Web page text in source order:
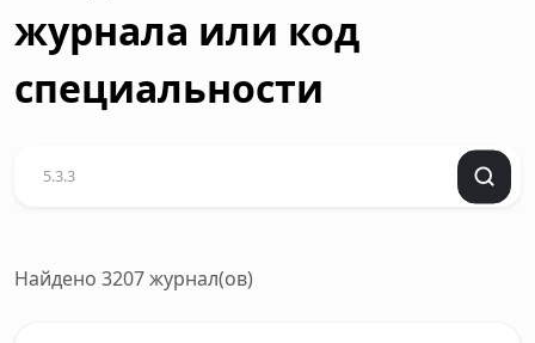
журнала или код
специальности
Найдено 3207 журнал(ов)